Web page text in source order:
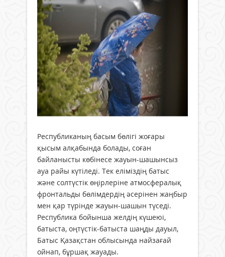
Республиканың басым бөлігі жоғары
қысым алқабында болады, соған
байланысты көбінесе жауын-шашынсыз
ауа райы күтіледі. Тек еліміздің батыс
және солтүстік өңірлеріне атмосфералық
фронтальды бөлімдердің әсерінен жаңбыр
мен қар түрінде жауын-шашын түседі.
Республика бойынша желдің күшеюі,
батыста, оңтүстік-батыста шаңды дауыл,
Батыс Қазақстан облысында найзағай
ойнап, бұршақ жауады.